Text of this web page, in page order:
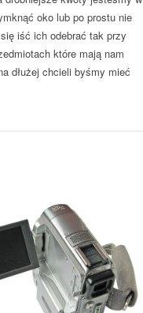
oko lub po prostu nie
iść ich odebrać tak przy
które mają nam
dłużej chcieli byśmy mieć